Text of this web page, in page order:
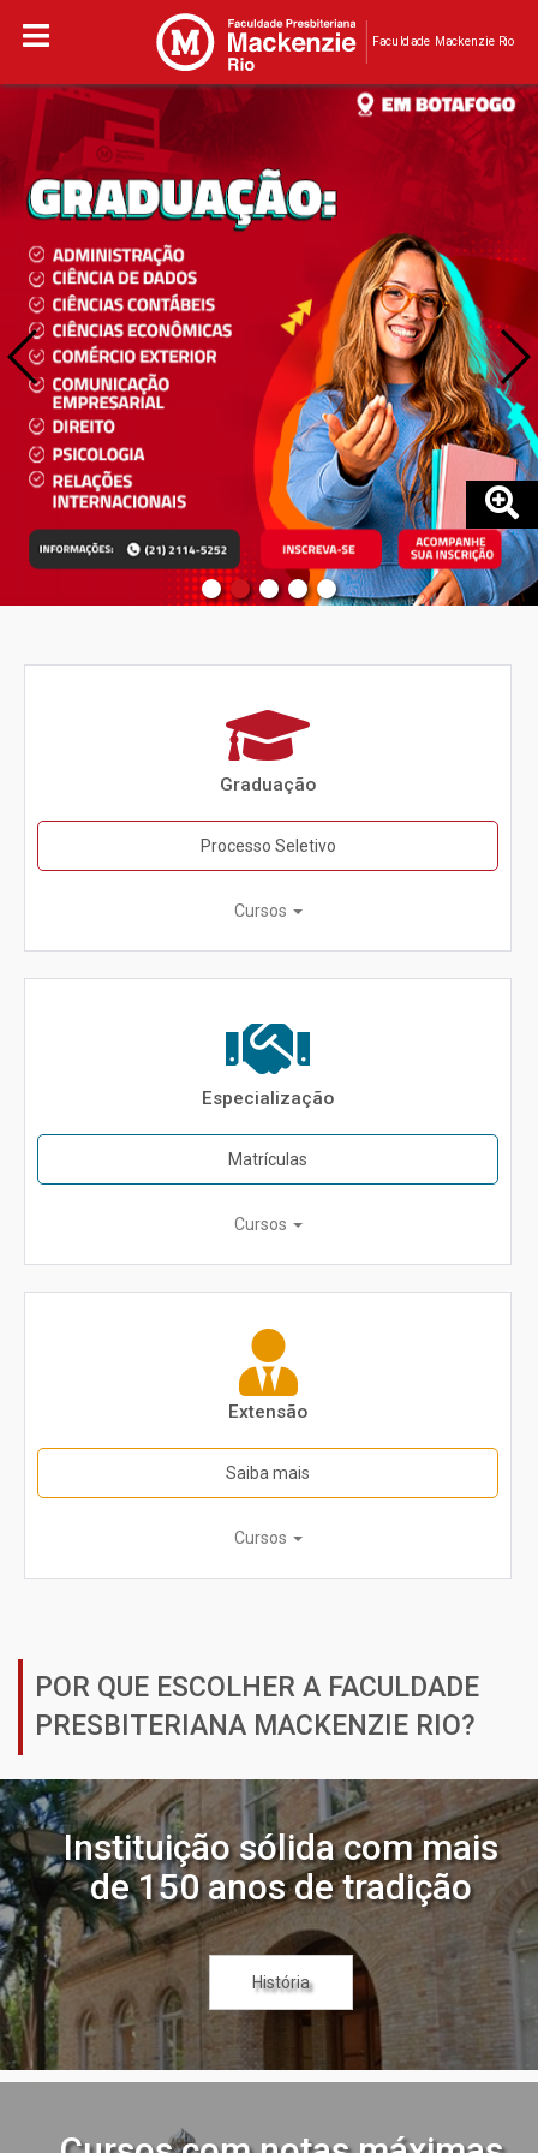
Faculdade Mackenzie Rio
Graduação
Processo Seletivo
Cursos
Especialização
Matrículas
Cursos
Extensão
Saiba mais
Cursos
POR QUE ESCOLHER A FACULDADE
PRESBITERIANA MACKENZIE RIO?
Instituição sólida com mais
de 150 anos de tradição
História